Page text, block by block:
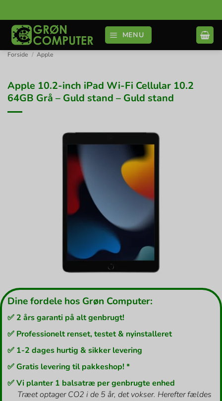
til
indhold
MENU
Forside / Apple
Apple 10.2-inch iPad Wi-Fi Cellular 10.2
64GB Grå – Guld stand – Guld stand
Dine fordele hos Grøn Computer:
✅ 2 års garanti på alt genbrugt!
✅ Professionelt renset, testet & nyinstalleret
✅ 1-2 dages hurtig & sikker levering
✅ Gratis levering til pakkeshop! *
✅ Vi planter 1 balsatræ per genbrugte enhed
Træet optager CO2 i de 5 år, det vokser. Herefter fældes